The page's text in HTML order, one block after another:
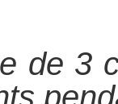
de 3